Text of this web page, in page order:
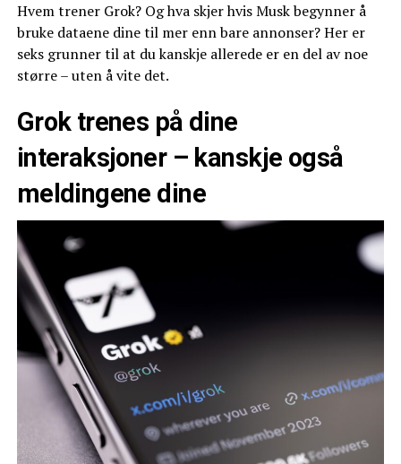
Hvem trener Grok? Og hva skjer hvis Musk begynner å
bruke dataene dine til mer enn bare annonser? Her er
seks grunner til at du kanskje allerede er en del av noe
større – uten å vite det.
Grok trenes på dine
interaksjoner – kanskje også
meldingene dine